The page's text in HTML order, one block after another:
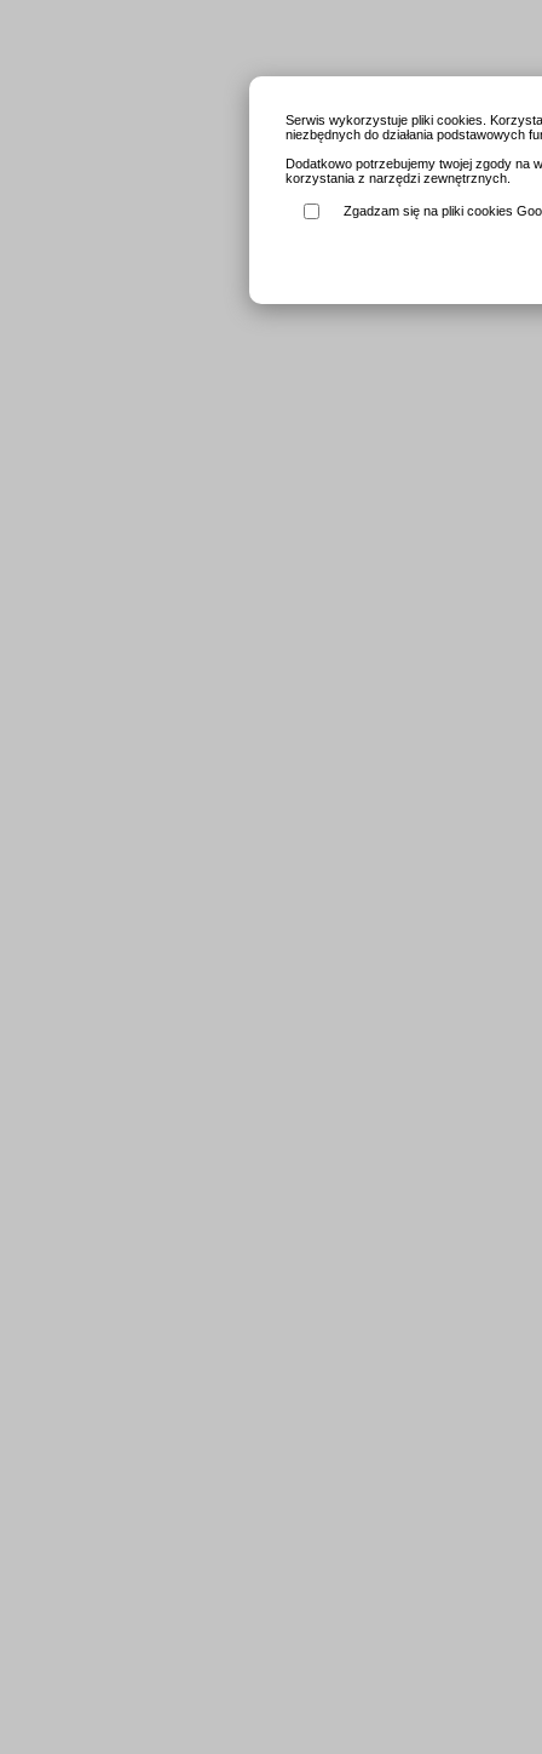
Serwis wykorzystuje pliki cookies.
niezbędnych do działania podstawowych
Dodatkowo potrzebujemy twojej zgody na
korzystania z narzędzi zewnętrznych.
Zgadzam się na pliki cookies